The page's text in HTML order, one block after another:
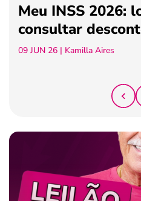
Meu INSS 2026:
consultar
09 JUN 26 | Kamilla Aires